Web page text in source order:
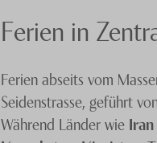
Ferien in
Ferien abseits vom
Seidenstrasse, geführt
Während Länder wie Iran